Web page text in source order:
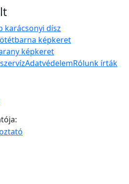
karácsonyi dísz
képkeret
képkeret
AdatvédelemRólunk írták